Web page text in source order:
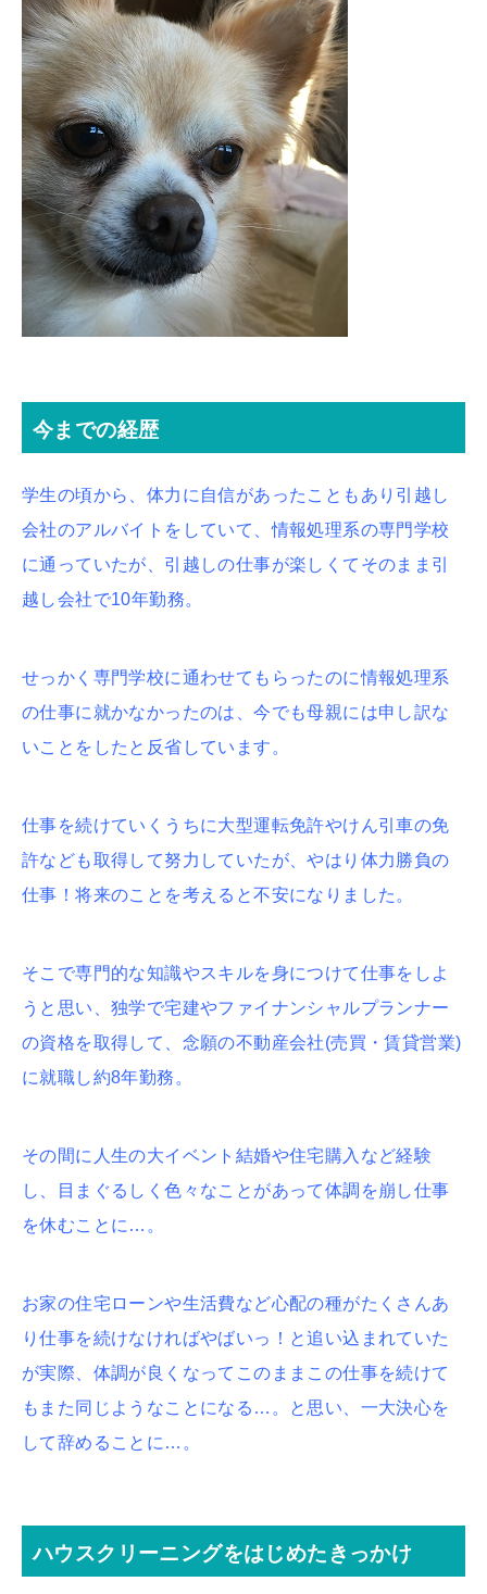
今までの経歴
学生の頃から、体力に自信があったこともあり引越し
会社のアルバイトをしていて、情報処理系の専門学校
に通っていたが、引越しの仕事が楽しくてそのまま引
越し会社で10年勤務。
せっかく専門学校に通わせてもらったのに情報処理系
の仕事に就かなかったのは、今でも母親には申し訳な
いことをしたと反省しています。
仕事を続けていくうちに大型運転免許やけん引車の免
許なども取得して努力していたが、やはり体力勝負の
仕事！将来のことを考えると不安になりました。
そこで専門的な知識やスキルを身につけて仕事をしよ
うと思い、独学で宅建やファイナンシャルプランナー
の資格を取得して、念願の不動産会社(売買・賃貸営業)
に就職し約8年勤務。
その間に人生の大イベント結婚や住宅購入など経験
し、目まぐるしく色々なことがあって体調を崩し仕事
を休むことに…。
お家の住宅ローンや生活費など心配の種がたくさんあ
り仕事を続けなければやばいっ！と追い込まれていた
が実際、体調が良くなってこのままこの仕事を続けて
もまた同じようなことになる…。と思い、一大決心を
して辞めることに…。
ハウスクリーニングをはじめたきっかけ